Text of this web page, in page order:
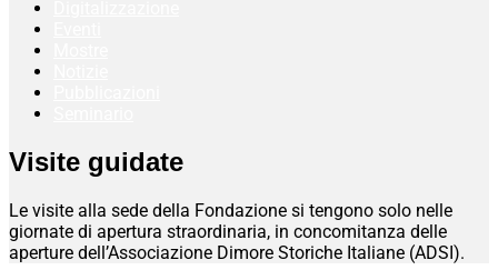
Visite guidate
Le visite alla sede della Fondazione si tengono solo nelle
giornate di apertura straordinaria, in concomitanza delle
aperture dell’Associazione Dimore Storiche Italiane (ADSI).